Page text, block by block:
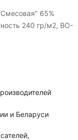
65%
240 гр/м2, ВО-
Закрытая
и Беларуси